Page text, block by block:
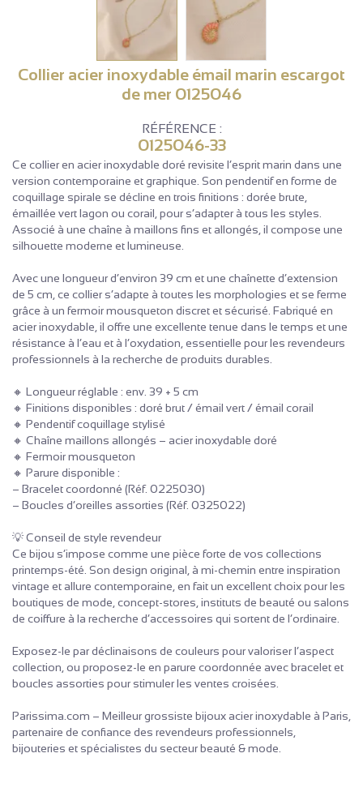
Collier acier inoxydable émail marin escargot
de mer 0125046
RÉFÉRENCE :
0125046-33
Ce collier en acier inoxydable doré revisite l’esprit marin dans une
version contemporaine et graphique. Son pendentif en forme de
coquillage spirale se décline en trois finitions : dorée brute,
émaillée vert lagon ou corail, pour s’adapter à tous les styles.
Associé à une chaîne à maillons fins et allongés, il compose une
silhouette moderne et lumineuse.
Avec une longueur d’environ 39 cm et une chaînette d’extension
de 5 cm, ce collier s’adapte à toutes les morphologies et se ferme
grâce à un fermoir mousqueton discret et sécurisé. Fabriqué en
acier inoxydable, il offre une excellente tenue dans le temps et une
résistance à l’eau et à l’oxydation, essentielle pour les revendeurs
professionnels à la recherche de produits durables.
🔸 Longueur réglable : env. 39 + 5 cm
🔸 Finitions disponibles : doré brut / émail vert / émail corail
🔸 Pendentif coquillage stylisé
🔸 Chaîne maillons allongés – acier inoxydable doré
🔸 Fermoir mousqueton
🔸 Parure disponible :
– Bracelet coordonné (Réf. 0225030)
– Boucles d’oreilles assorties (Réf. 0325022)
💡 Conseil de style revendeur
Ce bijou s’impose comme une pièce forte de vos collections
printemps-été. Son design original, à mi-chemin entre inspiration
vintage et allure contemporaine, en fait un excellent choix pour les
boutiques de mode, concept-stores, instituts de beauté ou salons
de coiffure à la recherche d’accessoires qui sortent de l’ordinaire.
Exposez-le par déclinaisons de couleurs pour valoriser l’aspect
collection, ou proposez-le en parure coordonnée avec bracelet et
boucles assorties pour stimuler les ventes croisées.
Parissima.com – Meilleur grossiste bijoux acier inoxydable à Paris,
partenaire de confiance des revendeurs professionnels,
bijouteries et spécialistes du secteur beauté & mode.